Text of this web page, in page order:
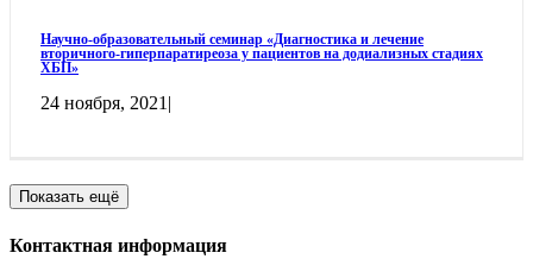
Научно-образовательный семинар «Диагностика и лечение
вторичного-гиперпаратиреоза у пациентов на додиализных стадиях
ХБП»
24 ноября, 2021|
Показать ещё
Контактная информация